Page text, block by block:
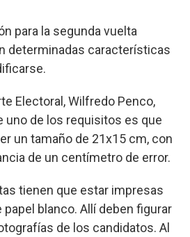
para la segunda vuelta
determinadas características
Electoral, Wilfredo Penco,
uno de los requisitos es que
un tamaño de 21x15 cm, con
de un centímetro de error.
tienen que estar impresas
blanco. Allí deben figurar
de los candidatos. Al